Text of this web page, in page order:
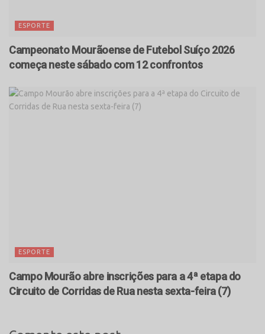
ESPORTE
Campeonato Mourãoense de Futebol Suíço 2026
começa neste sábado com 12 confrontos
ESPORTE
Campo Mourão abre inscrições para a 4ª etapa do
Circuito de Corridas de Rua nesta sexta-feira (7)